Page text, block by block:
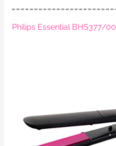
Philips Essential BHS377/00